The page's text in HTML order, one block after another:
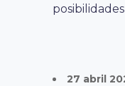
27 abril